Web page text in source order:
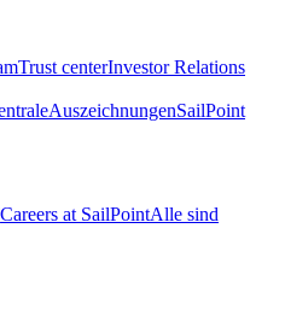
Trust centerInvestor Relations
AuszeichnungenSailPoint
Careers at SailPointAlle sind